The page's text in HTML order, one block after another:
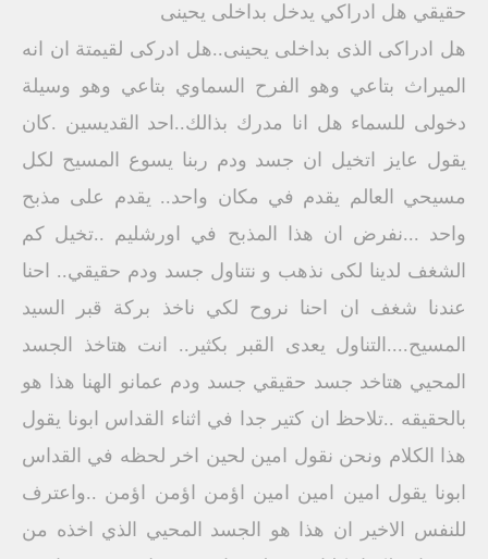
حقيقي هل ادراكي يدخل بداخلى يحينى
هل ادراكى الذى بداخلى يحينى..هل ادركى لقيمتة ان انه
الميراث بتاعي وهو الفرح السماوي بتاعي وهو وسيلة
دخولى للسماء هل انا مدرك بذالك..احد القديسين .كان
يقول عايز اتخيل ان جسد ودم ربنا يسوع المسيح لكل
مسيحي العالم يقدم في مكان واحد.. يقدم على مذبح
واحد ...نفرض ان هذا المذبح في اورشليم ..تخيل كم
الشغف لدينا لكى نذهب و نتناول جسد ودم حقيقي.. احنا
عندنا شغف ان احنا نروح لكي ناخذ بركة قبر السيد
المسيح....التناول يعدى القبر بكثير.. انت هتاخذ الجسد
المحيي هتاخد جسد حقيقي جسد ودم عمانو الهنا هذا هو
بالحقيقه ..تلاحظ ان كتير جدا في اثناء القداس ابونا يقول
هذا الكلام ونحن نقول امين لحين اخر لحظه في القداس
ابونا يقول امين امين امين اؤمن اؤمن اؤمن ..واعترف
للنفس الاخير ان هذا هو الجسد المحيي الذي اخذه من